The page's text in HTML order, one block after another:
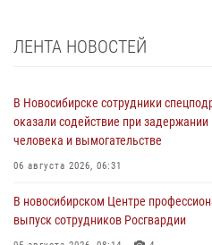
ЛЕНТА НОВОСТЕЙ
В Новосибирске сотрудники
оказали содействие при
человека и вымогательстве
06 августа 2026, 06:31
В новосибирском Центре
выпуск сотрудников Росгвардии